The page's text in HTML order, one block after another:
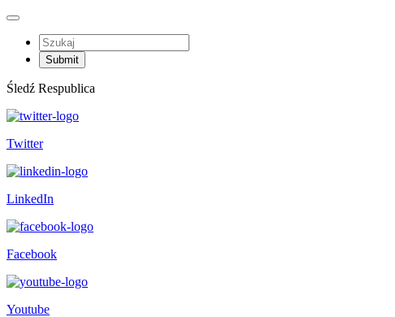
Śledź Respublica
Twitter
LinkedIn
Facebook
Youtube